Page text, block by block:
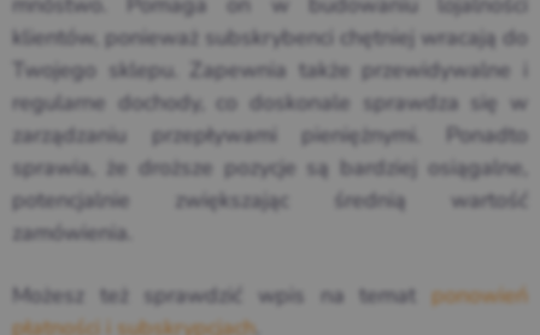
klientów, ponieważ subskrybenci chętniej wracają do
Twojego sklepu. Zapewnia także przewidywalne i
regularne dochody, co doskonale sprawdza się w
zarządzaniu przepływami pieniężnymi. Ponadto
sprawia, że ​​droższe pozycje są bardziej osiągalne,
potencjalnie zwiększając średnią wartość
zamówienia.
Możesz też sprawdzić wpis na temat ponowień
płatności i subskrypcjach